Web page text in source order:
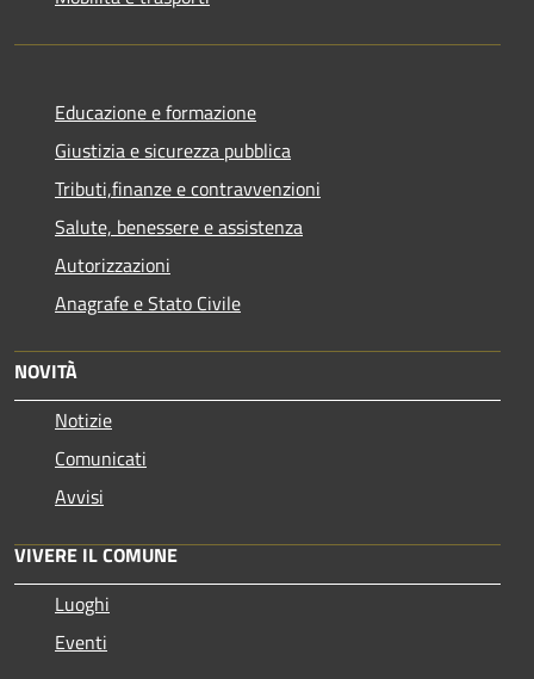
Educazione e formazione
Giustizia e sicurezza pubblica
Tributi,finanze e contravvenzioni
Salute, benessere e assistenza
Autorizzazioni
Anagrafe e Stato Civile
NOVITÀ
Notizie
Comunicati
Avvisi
VIVERE IL COMUNE
Luoghi
Eventi